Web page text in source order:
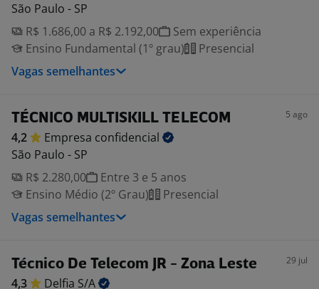
São Paulo - SP
R$ 1.686,00 a R$ 2.192,00
Sem experiência
Ensino Fundamental (1º grau)
Presencial
Vagas semelhantes
TÉCNICO MULTISKILL TELECOM 5 ago
4,2 Empresa confidencial
São Paulo - SP
R$ 2.280,00
Entre 3 e 5 anos
Ensino Médio (2º Grau)
Presencial
Vagas semelhantes
Técnico De Telecom JR - Zona Leste 29 jul
4,3 Delfia S/A